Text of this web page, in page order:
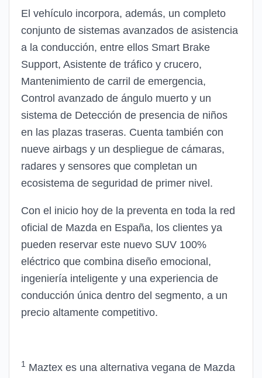
El vehículo incorpora, además, un completo
conjunto de sistemas avanzados de asistencia
a la conducción, entre ellos Smart Brake
Support, Asistente de tráfico y crucero,
Mantenimiento de carril de emergencia,
Control avanzado de ángulo muerto y un
sistema de Detección de presencia de niños
en las plazas traseras. Cuenta también con
nueve airbags y un despliegue de cámaras,
radares y sensores que completan un
ecosistema de seguridad de primer nivel.
Con el inicio hoy de la preventa en toda la red
oficial de Mazda en España, los clientes ya
pueden reservar este nuevo SUV 100%
eléctrico que combina diseño emocional,
ingeniería inteligente y una experiencia de
conducción única dentro del segmento, a un
precio altamente competitivo.
1 Maztex es una alternativa vegana de Mazda